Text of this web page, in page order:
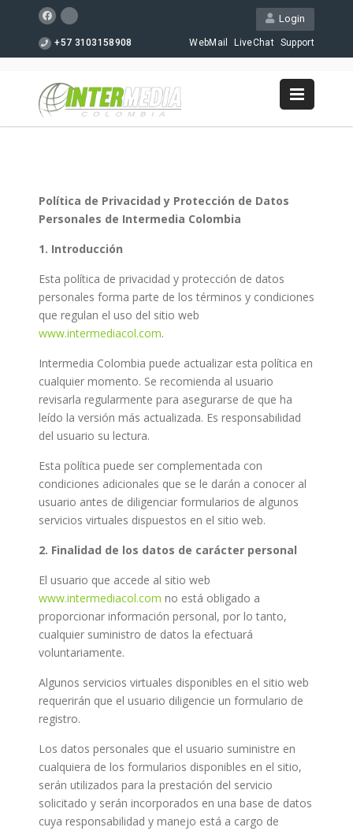
Login
+57 3103158908 WebMail LiveChat Support
Política de Privacidad y Protección de Datos
Personales de Intermedia Colombia
1. Introducción
Esta política de privacidad y protección de datos
personales forma parte de los términos y condiciones
que regulan el uso del sitio web
www.intermediacol.com.
Intermedia Colombia puede actualizar esta política en
cualquier momento. Se recomienda al usuario
revisarla regularmente para asegurarse de que ha
leído la versión más actualizada. Es responsabilidad
del usuario su lectura.
Esta política puede ser complementada con
condiciones adicionales que se le darán a conocer al
usuario antes de diligenciar formularios de algunos
servicios virtuales dispuestos en el sitio web.
2. Finalidad de los datos de carácter personal
El usuario que accede al sitio web
www.intermediacol.com no está obligado a
proporcionar información personal, por lo tanto,
cualquier suministro de datos la efectuará
voluntariamente.
Algunos servicios virtuales disponibles en el sitio web
requerirán que el usuario diligencie un formulario de
registro.
Los datos personales que el usuario suministre en
cualquiera de los formularios disponibles en el sitio,
serán utilizados para la prestación del servicio
solicitado y serán incorporados en una base de datos
cuya responsabilidad y manejo está a cargo de